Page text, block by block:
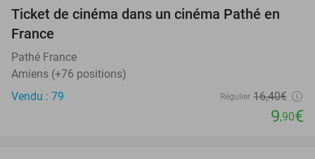
40%
Ticket de cinéma dans un cinéma Pathé en
France
Pathé France
Amiens (+76 positions)
Vendu : 79
Régulier 16,40€
9,90€